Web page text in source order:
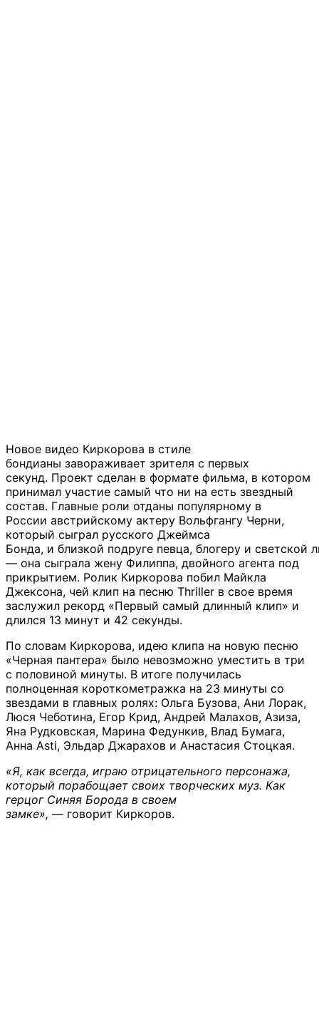
Новое видео Киркорова в стиле
бондианы завораживает зрителя с первых
секунд. Проект сделан в формате фильма, в котором
принимал участие самый что ни на есть звездный
состав. Главные роли отданы популярному в
России австрийскому актеру Вольфгангу Черни,
который сыграл русского Джеймса
Бонда, и близкой подруге певца, блогеру и светской
— она сыграла жену Филиппа, двойного агента под
прикрытием. Ролик Киркорова побил Майкла
Джексона, чей клип на песню Thriller в свое время
заслужил рекорд «Первый самый длинный клип» и
длился 13 минут и 42 секунды.
По словам Киркорова, идею клипа на новую песню
«Черная пантера» было невозможно уместить в три
с половиной минуты. В итоге получилась
полноценная короткометражка на 23 минуты со
звездами в главных ролях: Ольга Бузова, Ани Лорак,
Люся Чеботина, Егор Крид, Андрей Малахов, Азиза,
Яна Рудковская, Марина Федункив, Влад Бумага,
Анна Asti, Эльдар Джарахов и Анастасия Стоцкая.
«Я, как всегда, играю отрицательного персонажа,
который порабощает своих творческих муз. Как
герцог Синяя Борода в своем
замке», — говорит Киркоров.